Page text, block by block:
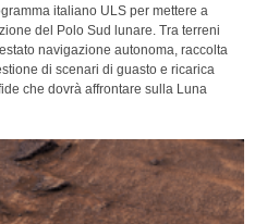
italiano ULS per mettere a
del Polo Sud lunare. Tra terreni
navigazione autonoma, raccolta
di scenari di guasto e ricarica
che dovrà affrontare sulla Luna